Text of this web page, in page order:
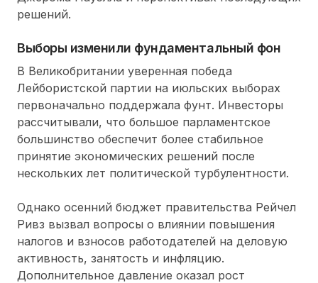
решений.
Выборы изменили фундаментальный фон
В Великобритании уверенная победа
Лейбористской партии на июльских выборах
первоначально поддержала фунт. Инвесторы
рассчитывали, что большое парламентское
большинство обеспечит более стабильное
принятие экономических решений после
нескольких лет политической турбулентности.
Однако осенний бюджет правительства Рейчел
Ривз вызвал вопросы о влиянии повышения
налогов и взносов работодателей на деловую
активность, занятость и инфляцию.
Дополнительное давление оказал рост